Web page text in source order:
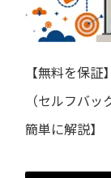
【無料を保
（セルフバ
簡単に解説】